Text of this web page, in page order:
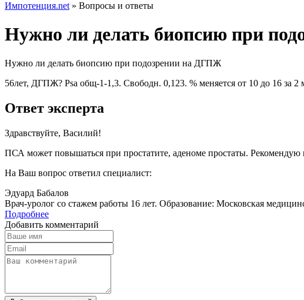
Импотенция.net » Вопросы и ответы
Нужно ли делать биопсию при
Нужно ли делать биопсию при подозрении на ДГПЖ
56лет, ДГПЖ? Psa oбщ-1-1,3. Свободн. 0,123. % меняется от 10 до 16 за 2
Ответ эксперта
Здравствуйте, Василий!
ПСА может повышаться при простатите, аденоме простаты. Рекомендую
На Ваш вопрос ответил специалист:
Эдуард Бабалов
Врач-уролог со стажем работы 16 лет. Образование: Московская
Подробнее
Добавить комментарий